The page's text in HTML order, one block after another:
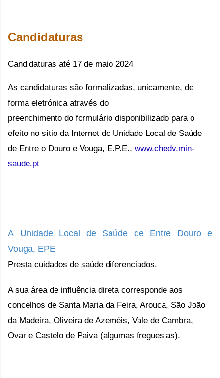
Candidaturas
Candidaturas até 17 de maio 2024
As candidaturas são formalizadas, unicamente, de
forma eletrónica através do
preenchimento do formulário disponibilizado para o
efeito no sítio da Internet do Unidade Local de Saúde
de Entre o Douro e Vouga, E.P.E., www.chedv.min-
saude.pt
A Unidade Local de Saúde de Entre Douro e
Vouga, EPE
Presta cuidados de saúde diferenciados.
A sua área de influência direta corresponde aos
concelhos de Santa Maria da Feira, Arouca, São João
da Madeira, Oliveira de Azeméis, Vale de Cambra,
Ovar e Castelo de Paiva (algumas freguesias).